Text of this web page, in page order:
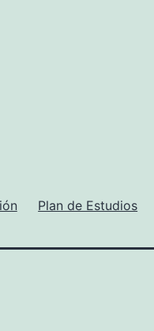
Plan de Estudios